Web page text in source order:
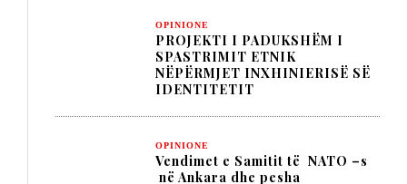
OPINIONE
PROJEKTI I PADUKSHËM I
SPASTRIMIT ETNIK
NËPËRMJET INXHINIERISË SË
IDENTITETIT
OPINIONE
Vendimet e Samitit të NATO –s
në Ankara dhe pesha